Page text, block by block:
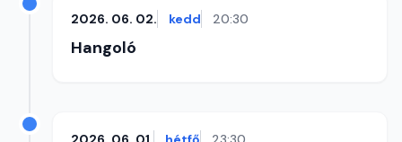
2026. 06. 02. kedd 20:30
Hangoló